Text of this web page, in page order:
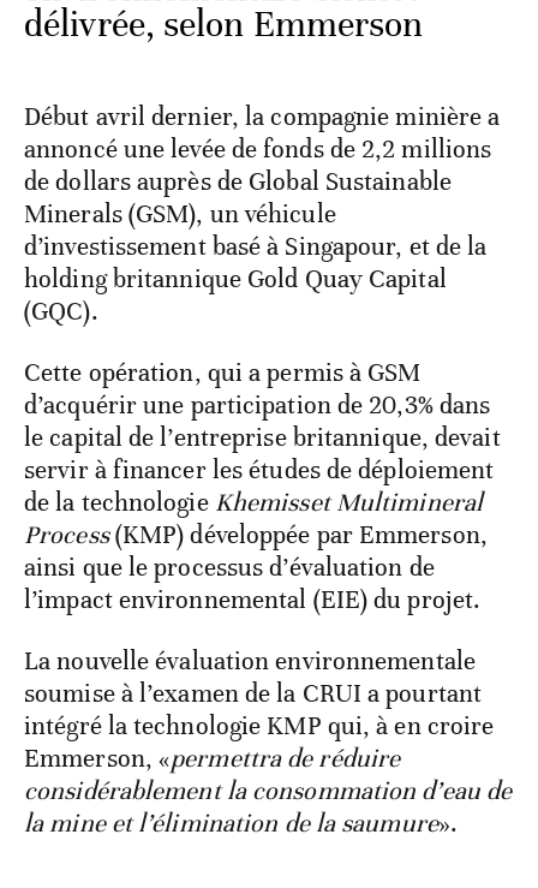
délivrée, selon Emmerson
Début avril dernier, la compagnie minière a
annoncé une levée de fonds de 2,2 millions
de dollars auprès de Global Sustainable
Minerals (GSM), un véhicule
d’investissement basé à Singapour, et de la
holding britannique Gold Quay Capital
(GQC).
Cette opération, qui a permis à GSM
d’acquérir une participation de 20,3% dans
le capital de l’entreprise britannique, devait
servir à financer les études de déploiement
de la technologie Khemisset Multimineral
Process(KMP) développée par Emmerson,
ainsi que le processus d’évaluation de
l’impact environnemental (EIE) du projet.
La nouvelle évaluation environnementale
soumise à l’examen de la CRUI a pourtant
intégré la technologie KMP qui, à en croire
Emmerson, «permettra de réduire
considérablement la consommation d’eau de
la mine et l’élimination de la saumure».